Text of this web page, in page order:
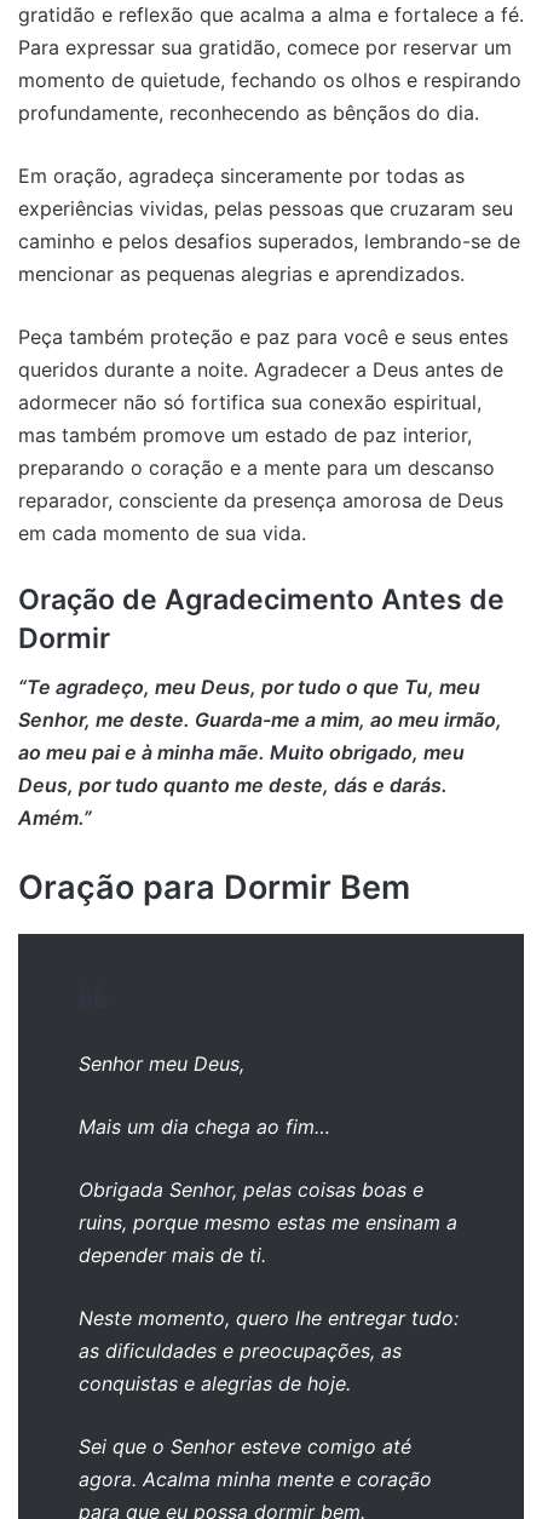
gratidão e reflexão que acalma a alma e fortalece a fé.
Para expressar sua gratidão, comece por reservar um
momento de quietude, fechando os olhos e respirando
profundamente, reconhecendo as bênçãos do dia.
Em oração, agradeça sinceramente por todas as
experiências vividas, pelas pessoas que cruzaram seu
caminho e pelos desafios superados, lembrando-se de
mencionar as pequenas alegrias e aprendizados.
Peça também proteção e paz para você e seus entes
queridos durante a noite. Agradecer a Deus antes de
adormecer não só fortifica sua conexão espiritual,
mas também promove um estado de paz interior,
preparando o coração e a mente para um descanso
reparador, consciente da presença amorosa de Deus
em cada momento de sua vida.
Oração de Agradecimento Antes de
Dormir
“Te agradeço, meu Deus, por tudo o que Tu, meu
Senhor, me deste. Guarda-me a mim, ao meu irmão,
ao meu pai e à minha mãe. Muito obrigado, meu
Deus, por tudo quanto me deste, dás e darás.
Amém.”
Oração para Dormir Bem
Senhor meu Deus,
Mais um dia chega ao fim…
Obrigada Senhor, pelas coisas boas e
ruins, porque mesmo estas me ensinam a
depender mais de ti.
Neste momento, quero lhe entregar tudo:
as dificuldades e preocupações, as
conquistas e alegrias de hoje.
Sei que o Senhor esteve comigo até
agora. Acalma minha mente e coração
para que eu possa dormir bem.